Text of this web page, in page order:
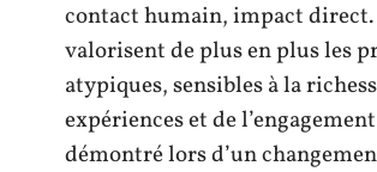
contact humain, impact direct.
valorisent de plus en plus les
atypiques, sensibles à la
expériences et de l’engagement
démontré lors d’un